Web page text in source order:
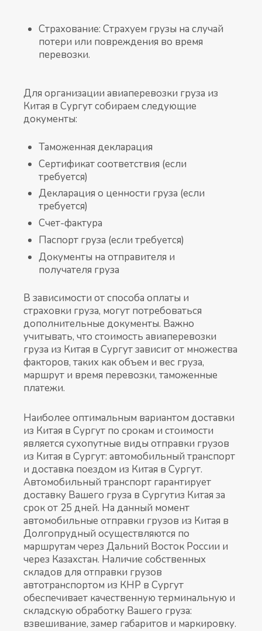
Страхование: Страхуем грузы на случай
потери или повреждения во время
перевозки.
Для организации авиаперевозки груза из
Китая в Сургут собираем следующие
документы:
Таможенная декларация
Сертификат соответствия (если
требуется)
Декларация о ценности груза (если
требуется)
Счет-фактура
Паспорт груза (если требуется)
Документы на отправителя и
получателя груза
В зависимости от способа оплаты и
страховки груза, могут потребоваться
дополнительные документы. Важно
учитывать, что стоимость авиаперевозки
груза из Китая в Сургут зависит от множества
факторов, таких как объем и вес груза,
маршрут и время перевозки, таможенные
платежи.
Наиболее оптимальным вариантом доставки
из Китая в Сургут по срокам и стоимости
является сухопутные виды отправки грузов
из Китая в Сургут: автомобильный транспорт
и доставка поездом из Китая в Сургут.
Автомобильный транспорт гарантирует
доставку Вашего груза в Сургутиз Китая за
срок от 25 дней. На данный момент
автомобильные отправки грузов из Китая в
Долгопрудный осуществляются по
маршрутам через Дальний Восток России и
через Казахстан. Наличие собственных
складов для отправки грузов
автотранспортом из КНР в Сургут
обеспечивает качественную терминальную и
складскую обработку Вашего груза:
взвешивание, замер габаритов и маркировку.